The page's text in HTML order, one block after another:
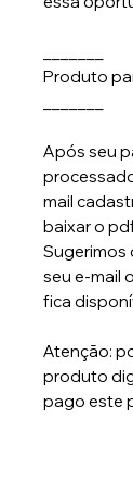
Produto
Após seu
mail
baixar o
Sugerimos
seu e-mail
fica
Atenção:
produto
pago este